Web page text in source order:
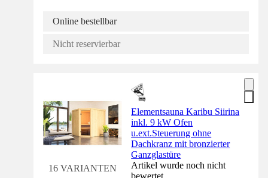
Online bestellbar
Nicht reservierbar
16 VARIANTEN
Elementsauna Karibu Siirina
inkl. 9 kW Ofen
u.ext.Steuerung ohne
Dachkranz mit bronzierter
Ganzglastüre
Artikel wurde noch nicht